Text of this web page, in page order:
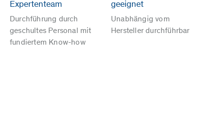
Expertenteam
Durchführung durch
geschultes Personal mit
fundiertem Know-how
geeignet
Unabhängig vom
Hersteller durchführbar